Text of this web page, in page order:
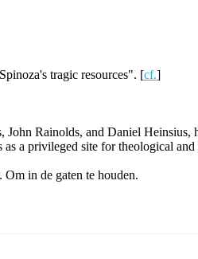
tragic resources". [cf.]
Rainolds, and Daniel Heinsius,
a privileged site for theological
in de gaten te houden.